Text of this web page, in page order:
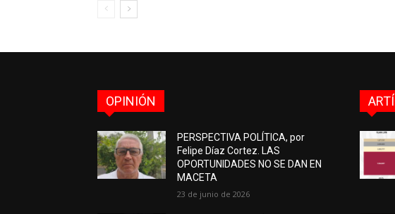
OPINIÓN
PERSPECTIVA POLÍTICA, por
Felipe Díaz Cortez. LAS
OPORTUNIDADES NO SE DAN EN
MACETA
23 de junio de 2026